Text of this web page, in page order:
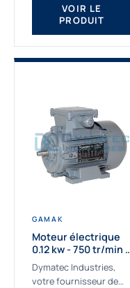
VOIR LE
PRODUIT
GAMAK
Moteur électrique
0.12 kw - 750 tr/min -
230/400V - IE2
Dymatec Industries,
votre fournisseur de